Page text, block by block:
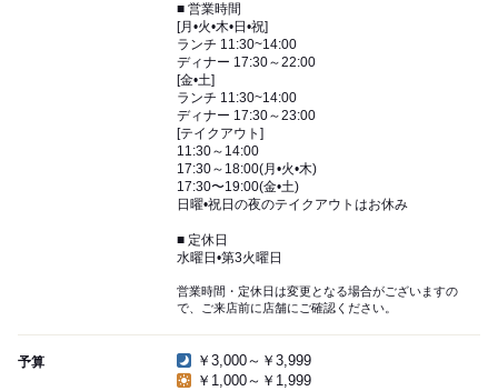
■ 営業時間
[月•火•木•日•祝]
ランチ 11:30~14:00
ディナー 17:30～22:00
[金•土]
ランチ 11:30~14:00
ディナー 17:30～23:00
[テイクアウト]
11:30～14:00
17:30～18:00(月•火•木)
17:30〜19:00(金•土)
日曜•祝日の夜のテイクアウトはお休み
■ 定休日
水曜日•第3火曜日
営業時間・定休日は変更となる場合がございますの
で、ご来店前に店舗にご確認ください。
予算
￥3,000～￥3,999
￥1,000～￥1,999